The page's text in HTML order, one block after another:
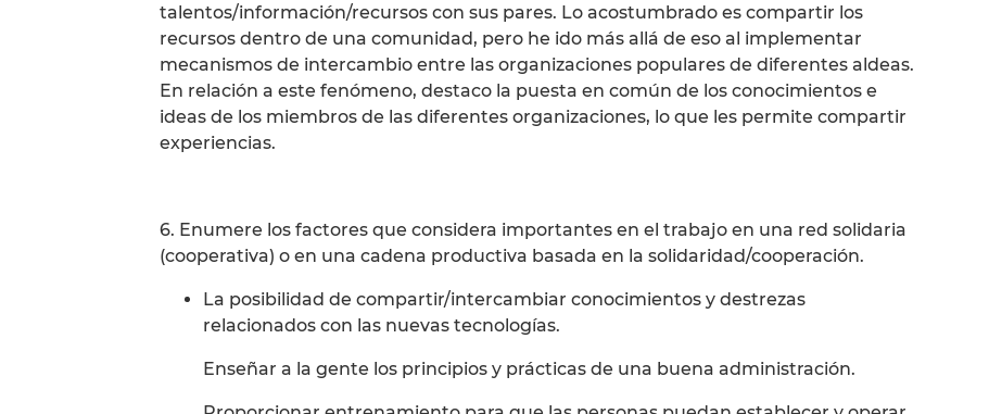
talentos/información/recursos con sus pares. Lo acostumbrado es compartir los
recursos dentro de una comunidad, pero he ido más allá de eso al implementar
mecanismos de intercambio entre las organizaciones populares de diferentes aldeas.
En relación a este fenómeno, destaco la puesta en común de los conocimientos e
ideas de los miembros de las diferentes organizaciones, lo que les permite compartir
experiencias.
6. Enumere los factores que considera importantes en el trabajo en una red solidaria
(cooperativa) o en una cadena productiva basada en la solidaridad/cooperación.
La posibilidad de compartir/intercambiar conocimientos y destrezas
relacionados con las nuevas tecnologías.
Enseñar a la gente los principios y prácticas de una buena administración.